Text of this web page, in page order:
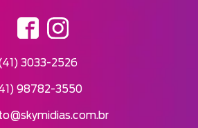
3033-2526
98782-3550